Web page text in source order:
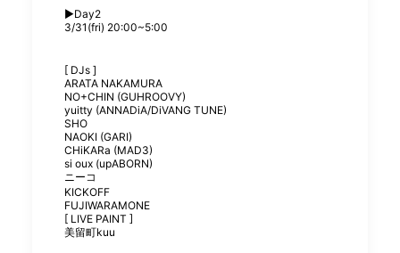
▶︎Day2
3/31(fri) 20:00~5:00
[ DJs ]
ARATA NAKAMURA
NO+CHIN (GUHROOVY)
yuitty (ANNADiA/DiVANG TUNE)
SHO
NAOKI (GARI)
CHiKARa (MAD3)
si oux (upABORN)
ニーコ
KICKOFF
FUJIWARAMONE
[ LIVE PAINT ]
美留町kuu